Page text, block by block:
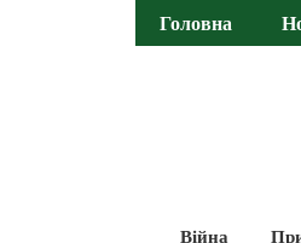
Головна
Війна